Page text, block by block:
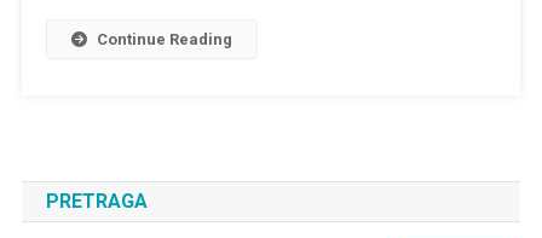
Continue Reading
PRETRAGA